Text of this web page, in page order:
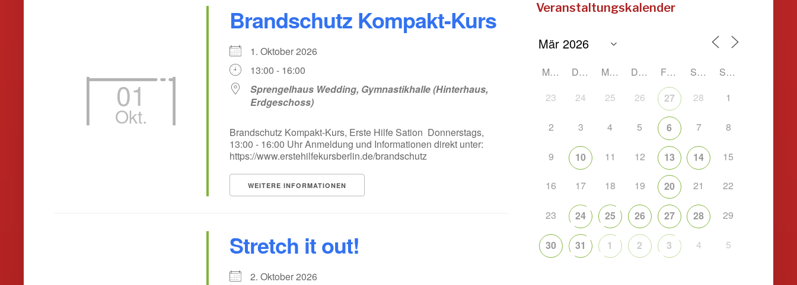
01
Okt.
Brandschutz Kompakt-Kurs
1. Oktober 2026
13:00 - 16:00
Sprengelhaus Wedding, Gymnastikhalle (Hinterhaus,
Erdgeschoss)
Brandschutz Kompakt-Kurs, Erste Hilfe Sation Donnerstags,
13:00 - 16:00 Uhr Anmeldung und Informationen direkt unter:
https://www.erstehilfekursberlin.de/brandschutz
WEITERE INFORMATIONEN
Stretch it out!
2. Oktober 2026
Veranstaltungskalender
MONTAG DIENSTAG MITTWOCH DONNERSTAG FREITAG SAMSTAG
SONNTAG
23
24 25 26 27 28 1
2 3 4 5 6 7 8
9 10 11 12 13 14 15
16 17 18 19 20 21 22
23 24 25 26 27 28 29
30 31 1 2 3 4 5